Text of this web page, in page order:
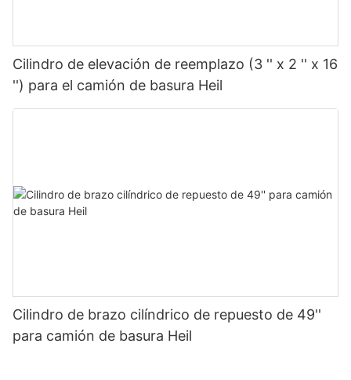
Cilindro de elevación de reemplazo (3 '' x 2 '' x 16
'') para el camión de basura Heil
Cilindro de brazo cilíndrico de repuesto de 49''
para camión de basura Heil